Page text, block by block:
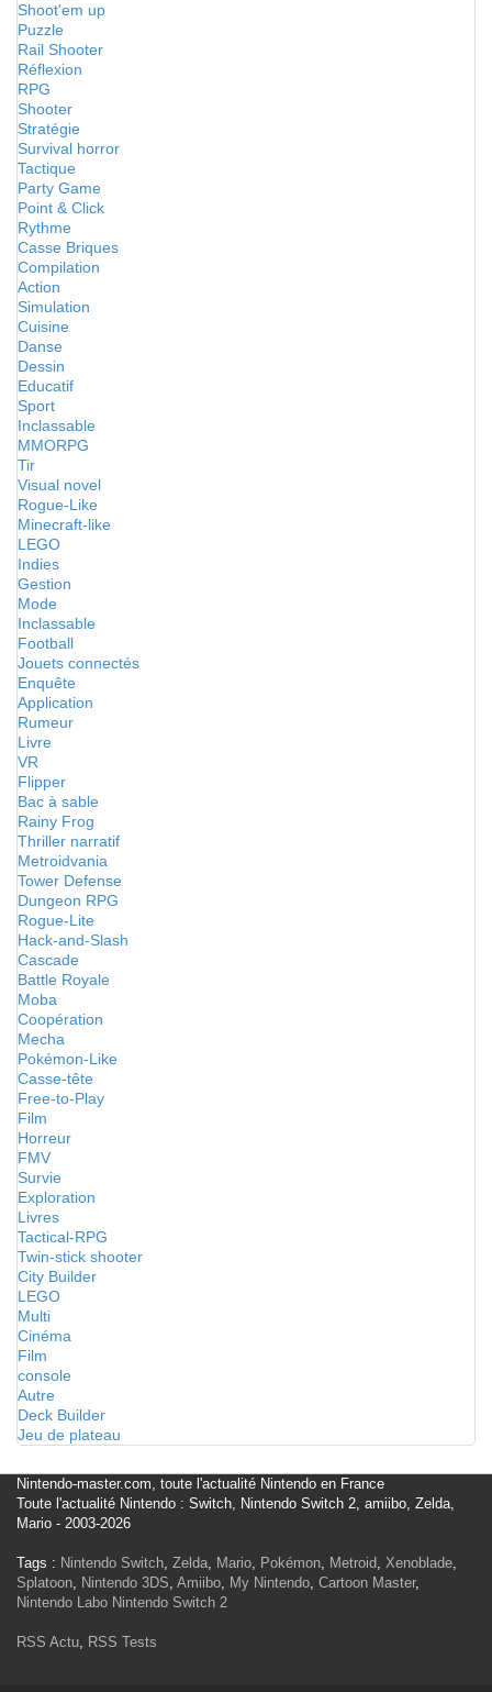
Shoot'em up
Puzzle
Rail Shooter
Réflexion
RPG
Shooter
Stratégie
Survival horror
Tactique
Party Game
Point & Click
Rythme
Casse Briques
Compilation
Action
Simulation
Cuisine
Danse
Dessin
Educatif
Sport
Inclassable
MMORPG
Tir
Visual novel
Rogue-Like
Minecraft-like
LEGO
Indies
Gestion
Mode
Inclassable
Football
Jouets connectés
Enquête
Application
Rumeur
Livre
VR
Flipper
Bac à sable
Rainy Frog
Thriller narratif
Metroidvania
Tower Defense
Dungeon RPG
Rogue-Lite
Hack-and-Slash
Cascade
Battle Royale
Moba
Coopération
Mecha
Pokémon-Like
Casse-tête
Free-to-Play
Film
Horreur
FMV
Survie
Exploration
Livres
Tactical-RPG
Twin-stick shooter
City Builder
LEGO
Multi
Cinéma
Film
console
Autre
Deck Builder
Jeu de plateau
Nintendo-master.com, toute l'actualité Nintendo en France
Toute l'actualité Nintendo : Switch, Nintendo Switch 2, amiibo, Zelda,
Mario - 2003-2026
Tags : Nintendo Switch, Zelda, Mario, Pokémon, Metroid, Xenoblade,
Splatoon, Nintendo 3DS, Amiibo, My Nintendo, Cartoon Master,
Nintendo Labo Nintendo Switch 2
RSS Actu, RSS Tests